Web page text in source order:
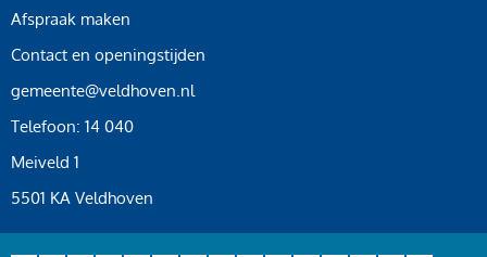
Afspraak maken
Contact en openingstijden
gemeente@veldhoven.nl
Telefoon: 14 040
Meiveld 1
5501 KA Veldhoven